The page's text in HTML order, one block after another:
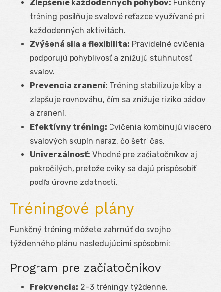
Zlepšenie každodenných pohybov: Funkčný
tréning posilňuje svalové reťazce využívané pri
každodenných aktivitách.
Zvýšená sila a flexibilita: Pravidelné cvičenia
podporujú pohyblivosť a znižujú stuhnutosť
svalov.
Prevencia zranení: Tréning stabilizuje kĺby a
zlepšuje rovnováhu, čím sa znižuje riziko pádov
a zranení.
Efektívny tréning: Cvičenia kombinujú viacero
svalových skupín naraz, čo šetrí čas.
Univerzálnosť: Vhodné pre začiatočníkov aj
pokročilých, pretože cviky sa dajú prispôsobiť
podľa úrovne zdatnosti.
Tréningové plány
Funkčný tréning môžete zahrnúť do svojho
týždenného plánu nasledujúcimi spôsobmi:
Program pre začiatočníkov
Frekvencia: 2–3 tréningy týždenne.